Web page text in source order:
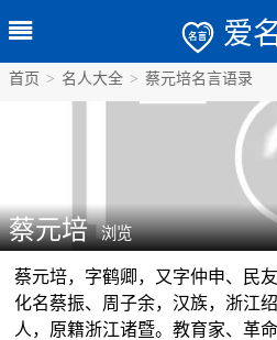
爱
首页 > 名人大全 > 蔡元培名言语录
蔡元培 浏览
蔡元培，字鹤卿，又字仲申、民
化名蔡振、周子余，汉族，浙江
人，原籍浙江诸暨。教育家、革